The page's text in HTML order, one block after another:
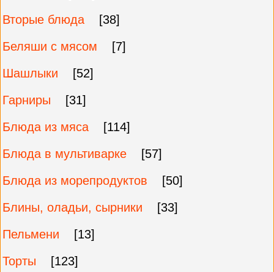
Вторые блюда
[38]
Беляши с мясом
[7]
Шашлыки
[52]
Гарниры
[31]
Блюда из мяса
[114]
Блюда в мультиварке
[57]
Блюда из морепродуктов
[50]
Блины, оладьи, сырники
[33]
Пельмени
[13]
Торты
[123]